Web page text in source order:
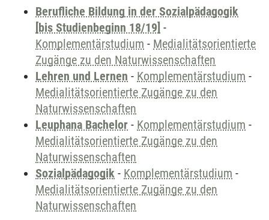
Berufliche Bildung in der Sozialpädagogik
[bis Studienbeginn 18/19] -
Komplementärstudium - Medialitätsorientierte
Zugänge zu den Naturwissenschaften
Lehren und Lernen - Komplementärstudium -
Medialitätsorientierte Zugänge zu den
Naturwissenschaften
Leuphana Bachelor - Komplementärstudium -
Medialitätsorientierte Zugänge zu den
Naturwissenschaften
Sozialpädagogik - Komplementärstudium -
Medialitätsorientierte Zugänge zu den
Naturwissenschaften